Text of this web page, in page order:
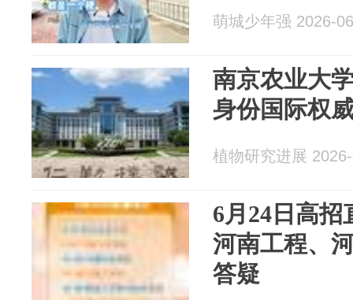
萌城少年强 2026-
南京农业大
身份国际权
植物研究进展
6月24日高
河南工程、
答疑